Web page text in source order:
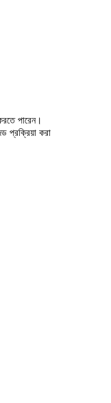
পারেন।
প্রক্রিয়া করা